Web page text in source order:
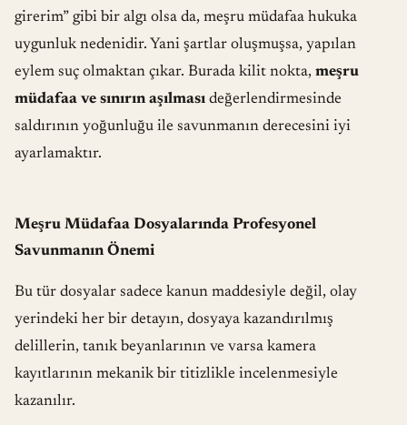
girerim” gibi bir algı olsa da, meşru müdafaa hukuka
uygunluk nedenidir. Yani şartlar oluşmuşsa, yapılan
eylem suç olmaktan çıkar. Burada kilit nokta, meşru
müdafaa ve sınırın aşılması değerlendirmesinde
saldırının yoğunluğu ile savunmanın derecesini iyi
ayarlamaktır.
Meşru Müdafaa Dosyalarında Profesyonel
Savunmanın Önemi
Bu tür dosyalar sadece kanun maddesiyle değil, olay
yerindeki her bir detayın, dosyaya kazandırılmış
delillerin, tanık beyanlarının ve varsa kamera
kayıtlarının mekanik bir titizlikle incelenmesiyle
kazanılır.